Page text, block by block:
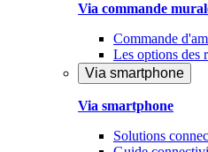
Via commande
Commande
Les options des
Via smartphone
Via smartphone
Solutions